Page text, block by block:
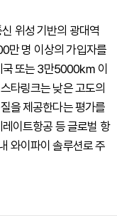
위성 기반의 광대역
만 명 이상의 가입자를
국 또는 3만5000㎞ 이
타링크는 낮은 고도의
을 제공한다는 평가를
이트항공 등 글로벌 항
와이파이 솔루션로 주